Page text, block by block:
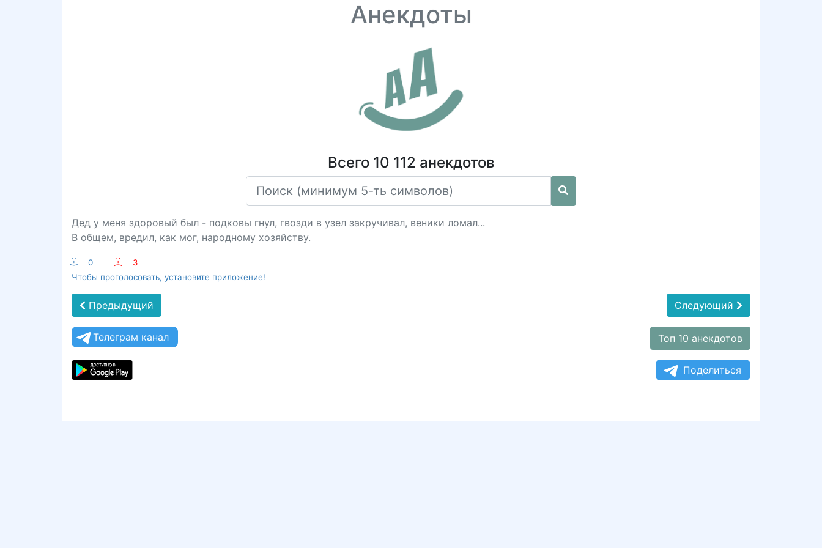
Анекдоты
Всего 10 112 анекдотов
Дед у меня здоровый был - подковы гнул, гвозди в узел закручивал, веники ломал...
В общем, вредил, как мог, народному хозяйству.
:-) 0 :-(
3
Чтобы проголосовать, установите приложение!
Предыдущий Следующий
Телеграм канал Топ 10 анекдотов
Поделиться